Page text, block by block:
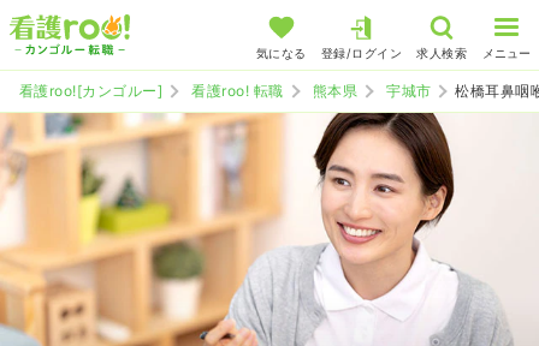
気になる 登録/ログイン 求人検索 メニュー
看護roo![カンゴルー] 看護roo! 転職 熊本県 宇城市 松橋耳鼻咽